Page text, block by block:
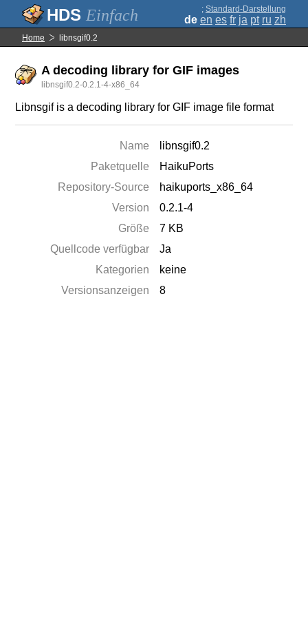
Einfach ; Standard-Darstellung
de en es fr ja pt ru zh
Home libnsgif0.2
A decoding library for GIF images
libnsgif0.2-0.2.1-4-x86_64
Libnsgif is a decoding library for GIF image file format
Name
libnsgif0.2
Paketquelle
HaikuPorts
Repository-Source
haikuports_x86_64
Version
0.2.1-4
Größe
7 KB
Quellcode verfügbar
Ja
Kategorien
keine
Versionsanzeigen
8